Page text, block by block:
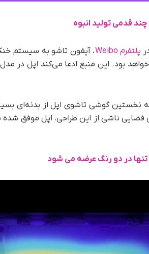
قدمی تولید انبوه
پلتفرم Weibo
خواهد بود. این منبع ادعا می‌کند اپل در
گوشی تاشوی اپل از بدنه‌ای بسیار
فضایی ناشی از این طراحی، اپل موفق
تنها در دو رنگ عرضه می شود